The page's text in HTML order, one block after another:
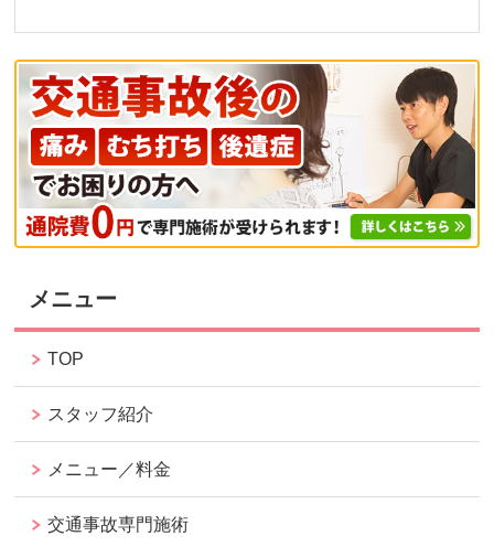
メニュー
TOP
スタッフ紹介
メニュー／料金
交通事故専門施術